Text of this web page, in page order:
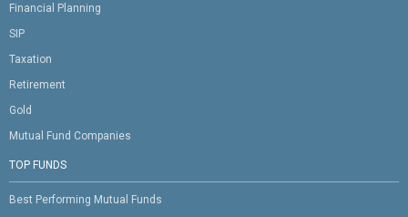
Financial Planning
SIP
Taxation
Retirement
Gold
Mutual Fund Companies
TOP FUNDS
Best Performing Mutual Funds